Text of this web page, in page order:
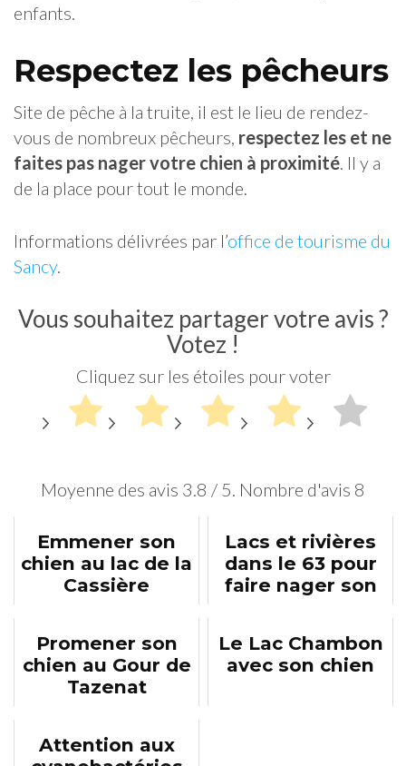
enfants.
Respectez les pêcheurs
Site de pêche à la truite, il est le lieu de rendez-
vous de nombreux pêcheurs, respectez les et ne
faites pas nager votre chien à proximité. Il y a
de la place pour tout le monde.
Informations délivrées par l’office de tourisme du
Sancy.
Vous souhaitez partager votre avis ?
Votez !
Cliquez sur les étoiles pour voter
Moyenne des avis 3.8 / 5. Nombre d'avis 8
Emmener son
chien au lac de la
Cassière
Lacs et rivières
dans le 63 pour
faire nager son
Promener son
chien au Gour de
Tazenat
Le Lac Chambon
avec son chien
Attention aux